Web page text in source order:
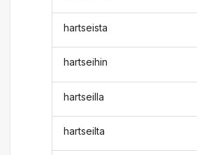
hartseista
hartseihin
hartseilla
hartseilta